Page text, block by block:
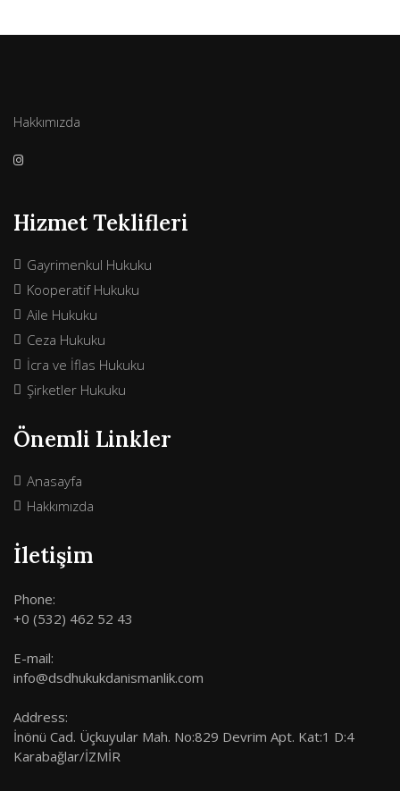
Hakkımızda
Hizmet Teklifleri
Gayrimenkul Hukuku
Kooperatif Hukuku
Aile Hukuku
Ceza Hukuku
İcra ve İflas Hukuku
Şirketler Hukuku
Önemli Linkler
Anasayfa
Hakkımızda
İletişim
Phone:
+0 (532) 462 52 43
E-mail:
info@dsdhukukdanismanlik.com
Address:
İnönü Cad. Üçkuyular Mah. No:829 Devrim Apt. Kat:1 D:4
Karabağlar/İZMİR